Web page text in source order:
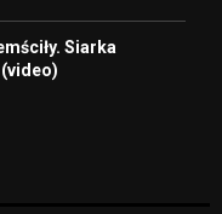
Siarka